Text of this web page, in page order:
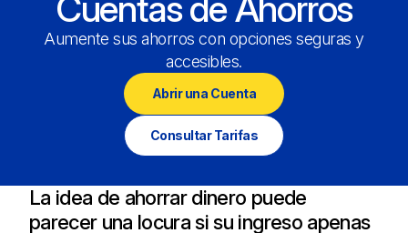
Aumente sus ahorros con opciones seguras y
accesibles.
Abrir una Cuenta
Consultar Tarifas
La idea de ahorrar dinero puede
parecer una locura si su ingreso apenas